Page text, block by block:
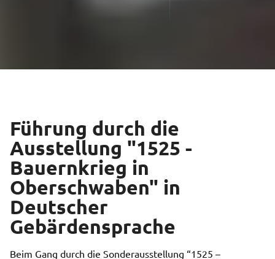
Führung durch die
Ausstellung "1525 -
Bauernkrieg in
Oberschwaben" in
Deutscher
Gebärdensprache
Beim Gang durch die Sonderausstellung “1525 –